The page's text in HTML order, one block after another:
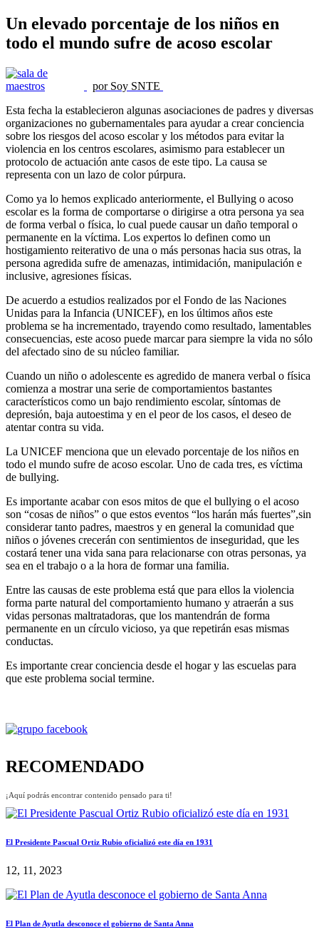
Un elevado porcentaje de los niños en
todo el mundo sufre de acoso escolar
por Soy SNTE
Esta fecha la establecieron algunas asociaciones de padres y diversas
organizaciones no gubernamentales para ayudar a crear conciencia
sobre los riesgos del acoso escolar y los métodos para evitar la
violencia en los centros escolares, asimismo para establecer un
protocolo de actuación ante casos de este tipo. La causa se
representa con un lazo de color púrpura.
Como ya lo hemos explicado anteriormente, el Bullying o acoso
escolar es la forma de comportarse o dirigirse a otra persona ya sea
de forma verbal o física, lo cual puede causar un daño temporal o
permanente en la víctima. Los expertos lo definen como un
hostigamiento reiterativo de una o más personas hacia sus otras, la
persona agredida sufre de amenazas, intimidación, manipulación e
inclusive, agresiones físicas.
De acuerdo a estudios realizados por el Fondo de las Naciones
Unidas para la Infancia (UNICEF), en los últimos años este
problema se ha incrementado, trayendo como resultado, lamentables
consecuencias, este acoso puede marcar para siempre la vida no sólo
del afectado sino de su núcleo familiar.
Cuando un niño o adolescente es agredido de manera verbal o física
comienza a mostrar una serie de comportamientos bastantes
característicos como un bajo rendimiento escolar, síntomas de
depresión, baja autoestima y en el peor de los casos, el deseo de
atentar contra su vida.
La UNICEF menciona que un elevado porcentaje de los niños en
todo el mundo sufre de acoso escolar. Uno de cada tres, es víctima
de bullying.
Es importante acabar con esos mitos de que el bullying o el acoso
son “cosas de niños” o que estos eventos “los harán más fuertes”,sin
considerar tanto padres, maestros y en general la comunidad que
niños o jóvenes crecerán con sentimientos de inseguridad, que les
costará tener una vida sana para relacionarse con otras personas, ya
sea en el trabajo o a la hora de formar una familia.
Entre las causas de este problema está que para ellos la violencia
forma parte natural del comportamiento humano y atraerán a sus
vidas personas maltratadoras, que los mantendrán de forma
permanente en un círculo vicioso, ya que repetirán esas mismas
conductas.
Es importante crear conciencia desde el hogar y las escuelas para
que este problema social termine.
RECOMENDADO
¡Aquí podrás encontrar contenido pensado para ti!
El Presidente Pascual Ortiz Rubio oficializó este día en 1931
12, 11, 2023
El Plan de Ayutla desconoce el gobierno de Santa Anna